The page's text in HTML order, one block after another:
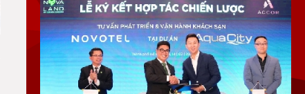
Aqua City trân trời mới cho cuộc sống với hành trình xây